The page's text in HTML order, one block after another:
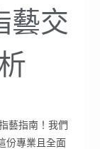
藝交
藝指南！我們
份專業且全面